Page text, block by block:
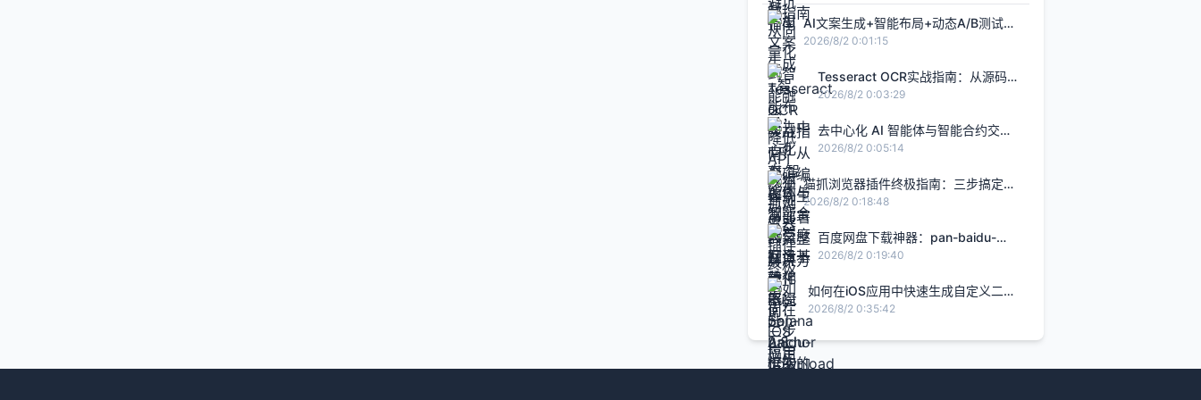
AI文案生成+智能布局+动态A/B测试：
打造转化率提升2.8倍的H5智能设计闭
2026/8/2 0:01:15
Tesseract OCR实战指南：从源码编
译到生产部署的完整解决方案
2026/8/2 0:03:29
去中心化 AI 智能体与智能合约交
互：基于 Rust Solana Anchor 框架
2026/8/2 0:05:14
猫抓浏览器插件终极指南：三步搞定网
页视频下载的完整解决方案
2026/8/2 0:18:48
百度网盘下载神器：pan-baidu-
download的终极实战指南
2026/8/2 0:19:40
如何在iOS应用中快速生成自定义二维
码的完整指南
2026/8/2 0:35:42